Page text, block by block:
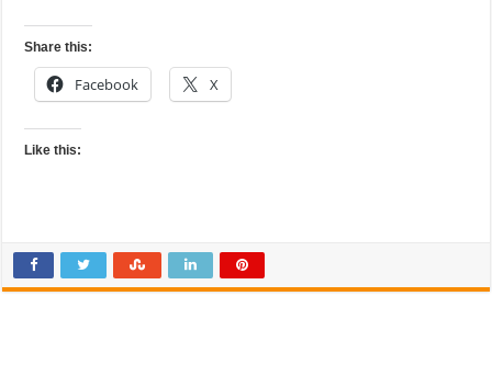
Share this:
Facebook X
Like this: